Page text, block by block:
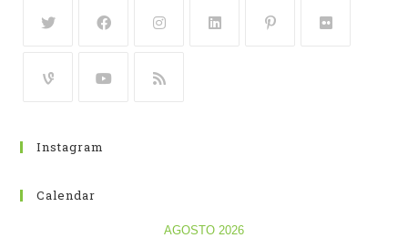
Instagram
Calendar
AGOSTO 2026